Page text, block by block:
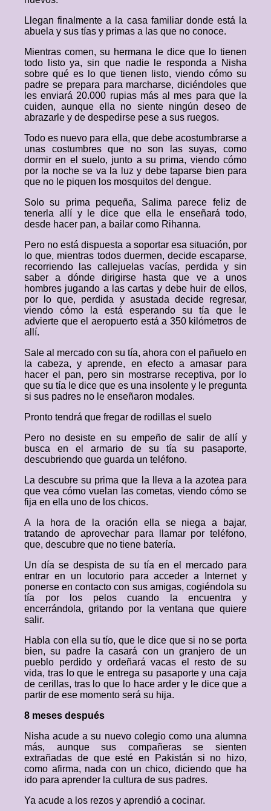
Llegan finalmente a la casa familiar donde está la
abuela y sus tías y primas a las que no conoce.
Mientras comen, su hermana le dice que lo tienen
todo listo ya, sin que nadie le responda a Nisha
sobre qué es lo que tienen listo, viendo cómo su
padre se prepara para marcharse, diciéndoles que
les enviará 20.000 rupias más al mes para que la
cuiden, aunque ella no siente ningún deseo de
abrazarle y de despedirse pese a sus ruegos.
Todo es nuevo para ella, que debe acostumbrarse a
unas costumbres que no son las suyas, como
dormir en el suelo, junto a su prima, viendo cómo
por la noche se va la luz y debe taparse bien para
que no le piquen los mosquitos del dengue.
Solo su prima pequeña, Salima parece feliz de
tenerla allí y le dice que ella le enseñará todo,
desde hacer pan, a bailar como Rihanna.
Pero no está dispuesta a soportar esa situación, por
lo que, mientras todos duermen, decide escaparse,
recorriendo las callejuelas vacías, perdida y sin
saber a dónde dirigirse hasta que ve a unos
hombres jugando a las cartas y debe huir de ellos,
por lo que, perdida y asustada decide regresar,
viendo cómo la está esperando su tía que le
advierte que el aeropuerto está a 350 kilómetros de
allí.
Sale al mercado con su tía, ahora con el pañuelo en
la cabeza, y aprende, en efecto a amasar para
hacer el pan, pero sin mostrarse receptiva, por lo
que su tía le dice que es una insolente y le pregunta
si sus padres no le enseñaron modales.
Pronto tendrá que fregar de rodillas el suelo
Pero no desiste en su empeño de salir de allí y
busca en el armario de su tía su pasaporte,
descubriendo que guarda un teléfono.
La descubre su prima que la lleva a la azotea para
que vea cómo vuelan las cometas, viendo cómo se
fija en ella uno de los chicos.
A la hora de la oración ella se niega a bajar,
tratando de aprovechar para llamar por teléfono,
que, descubre que no tiene batería.
Un día se despista de su tía en el mercado para
entrar en un locutorio para acceder a Internet y
ponerse en contacto con sus amigas, cogiéndola su
tía por los pelos cuando la encuentra y
encerrándola, gritando por la ventana que quiere
salir.
Habla con ella su tío, que le dice que si no se porta
bien, su padre la casará con un granjero de un
pueblo perdido y ordeñará vacas el resto de su
vida, tras lo que le entrega su pasaporte y una caja
de cerillas, tras lo que lo hace arder y le dice que a
partir de ese momento será su hija.
8 meses después
Nisha acude a su nuevo colegio como una alumna
más, aunque sus compañeras se sienten
extrañadas de que esté en Pakistán si no hizo,
como afirma, nada con un chico, diciendo que ha
ido para aprender la cultura de sus padres.
Ya acude a los rezos y aprendió a cocinar.